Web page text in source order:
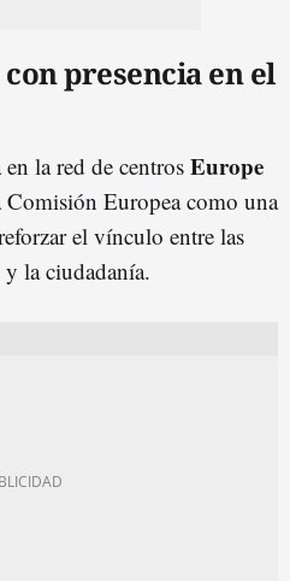
presencia en el
la red de centros Europe
Comisión Europea como una
el vínculo entre las
la ciudadanía.